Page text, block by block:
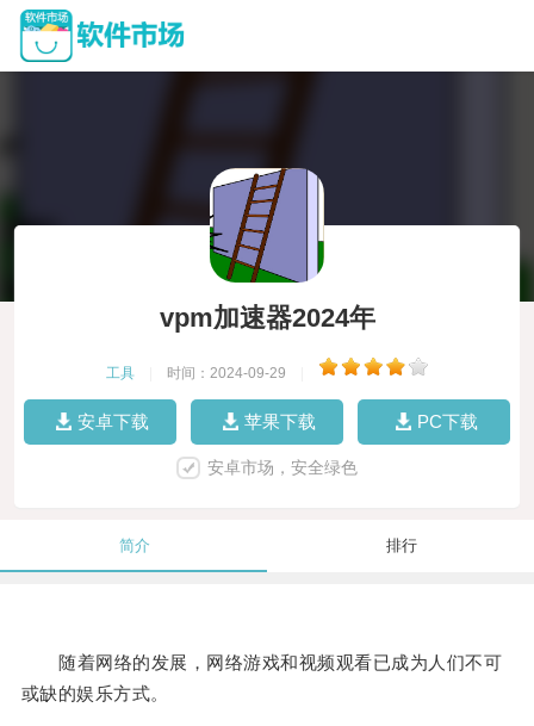
vpm加速器2024年
工具 时间：2024-09-29
安卓下载 苹果下载 PC下载
安卓市场，安全绿色
简介 排行
随着网络的发展，网络游戏和视频观看已成为人们不可
或缺的娱乐方式。